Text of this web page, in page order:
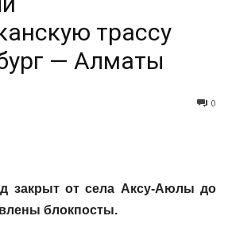
трассу
— Алматы
0
закрыт от села Аксу-Аюлы до
блокпосты.